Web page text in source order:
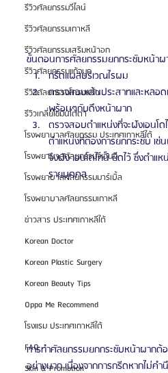
รีวิวศัลยกรรมวีไลน์
รีวิวศัลยกรรมเกาหลี
รีวิวศัลยกรรมเสริมหน้าอก
รีวิวศัลยกรรมแก้จมูก
รีวิวศัลยกรรมโครงหน้า
รีวิวเกลี่ยไขมันใต้ตา
โรงพยาบาลศัลยกรรม ประเทศเกาหลีใต้
โรงพยาบาลศัลยกรรมจีเอ็นจี
โรงพยาบาลศัลยกรรมมาร์เบิ้ล
โรงพยาบาลศัลยกรรมเกาหลี
ข่าวสาร ประเทศเกาหลีใต้
Korean Doctor
Korean Plastic Surgery
Korean Beauty Tips
Oppa Me Recommend
โรงแรม ประเทศเกาหลีใต้
FAQ
Skin & Promotion
ขั้นตอนการศัลยกรรมยกกระชับหน้าผ
กรีดแผลบริเวณไรผม
ตรวจสอบเส้นประสาทและหลอ
พร้อมๆกับดึงหน้าผาก
ตรวจสอบตำแหน่งที่จะฝังเอนโ
ตำแหน่งที่ต้องการยกกระชับ เ
จึงฝัง เอนโดไทน์ ยึดไว้ ซึ่งตำแ
รายบุคคล
การทำศัลยกรรมยกกระชับหน้าผาก
อย่างมาก เนื่องจากการกรีดหากไม่ค